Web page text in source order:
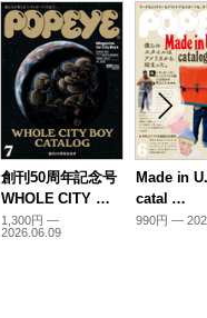
創刊50周年記念号
WHOLE CITY …
1,300円 —
2026.06.09
Made in
catal …
990円 —